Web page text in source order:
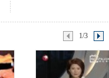
1/3